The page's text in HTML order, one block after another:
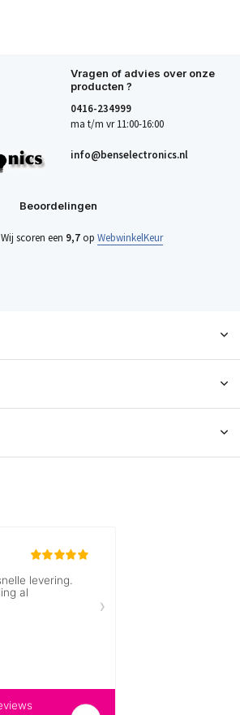
Vragen of advies over onze
producten ?
0416-234999
ma t/m vr 11:00-16:00
info@benselectronics.nl
Beoordelingen
Wij scoren een 9,7op WebwinkelKeur